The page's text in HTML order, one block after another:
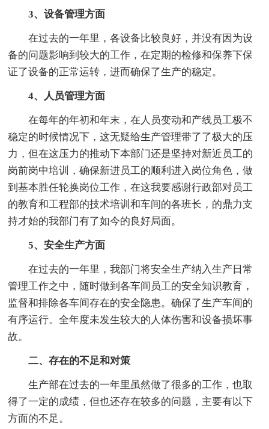
3、设备管理方面
在过去的一年里，各设备比较良好，并没有因为设
备的问题影响到较大的工作，在定期的检修和保养下保
证了设备的正常运转，进而确保了生产的稳定。
4、人员管理方面
在每年的年初和年末，在人员变动和产线员工极不
稳定的时候情况下，这无疑给生产管理带了了极大的压
力，但在这压力的推动下本部门还是坚持对新近员工的
岗前岗中培训，确保新进员工的顺利进入岗位角色，做
到基本胜任轮换岗位工作，在这我要感谢行政部对员工
的教育和工程部的技术培训和车间的各班长，的鼎力支
持才始的我部门有了如今的良好局面。
5、安全生产方面
在过去的一年里，我部门将安全生产纳入生产日常
管理工作之中，随时做到各车间员工的安全知识教育，
监督和排除各车间存在的安全隐患。确保了生产车间的
有序运行。全年度未发生较大的人体伤害和设备损坏事
故。
二、存在的不足和对策
生产部在过去的一年里虽然做了很多的工作，也取
得了一定的成绩，但也还存在较多的问题，主要有以下
方面的不足。